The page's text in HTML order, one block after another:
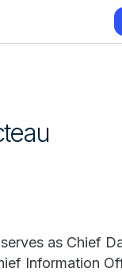
as Chief
Information